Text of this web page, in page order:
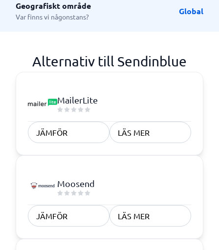
Geografiskt område
Var finns vi någonstans?
Global
Alternativ till Sendinblue
MailerLite
JÄMFÖR LÄS MER
Moosend
JÄMFÖR LÄS MER